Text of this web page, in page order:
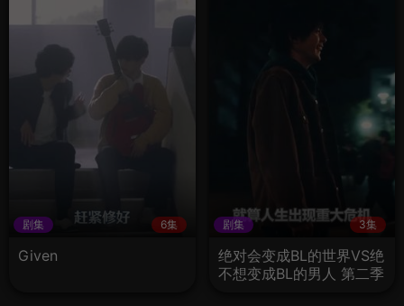
剧集 6集
Given
剧集 3集
绝对会变成BL的世界VS绝
不想变成BL的男人 第二季